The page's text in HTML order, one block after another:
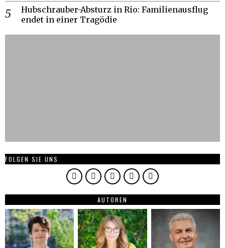
Hubschrauber-Absturz in Rio: Familienausflug
endet in einer Tragödie
FOLGEN SIE UNS
AUTOREN